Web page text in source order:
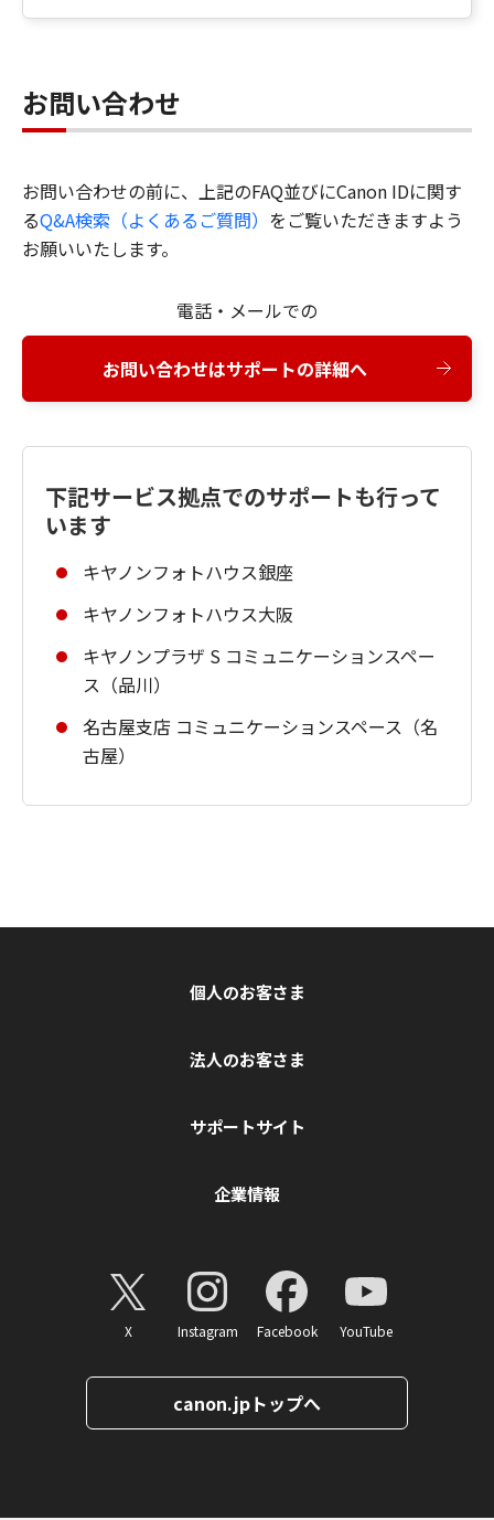
お問い合わせ
お問い合わせの前に、上記のFAQ並びにCanon IDに関す
るQ&A検索（よくあるご質問） をご覧いただきますよう
お願いいたします。
電話・メールでの
お問い合わせはサポートの詳細へ
下記サービス拠点でのサポートも行って
います
キヤノンフォトハウス銀座
キヤノンフォトハウス大阪
キヤノンプラザ S コミュニケーションスペー
ス（品川）
名古屋支店 コミュニケーションスペース（名
古屋）
個人のお客さま
法人のお客さま
サポートサイト
企業情報
X Instagram Facebook YouTube
canon.jpトップへ